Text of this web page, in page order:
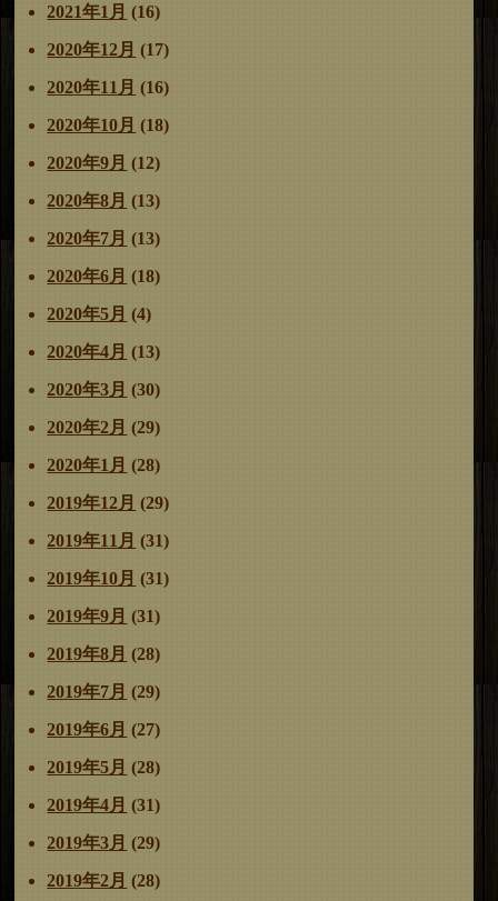
2021年1月 (16)
2020年12月 (17)
2020年11月 (16)
2020年10月 (18)
2020年9月 (12)
2020年8月 (13)
2020年7月 (13)
2020年6月 (18)
2020年5月 (4)
2020年4月 (13)
2020年3月 (30)
2020年2月 (29)
2020年1月 (28)
2019年12月 (29)
2019年11月 (31)
2019年10月 (31)
2019年9月 (31)
2019年8月 (28)
2019年7月 (29)
2019年6月 (27)
2019年5月 (28)
2019年4月 (31)
2019年3月 (29)
2019年2月 (28)